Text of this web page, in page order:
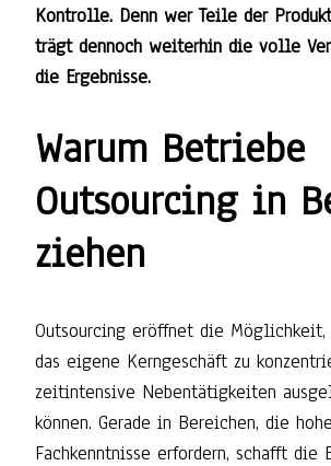
Kontrolle. Denn wer Teile der
trägt dennoch weiterhin die volle
die Ergebnisse.
Warum Betriebe
Outsourcing in
ziehen
Outsourcing eröffnet die
das eigene Kerngeschäft zu
zeitintensive Nebentätigkeiten
können. Gerade in Bereichen, die hohe
Fachkenntnisse erfordern, schafft die